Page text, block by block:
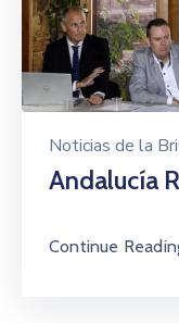
Noticias de la
Andalucía
Continue